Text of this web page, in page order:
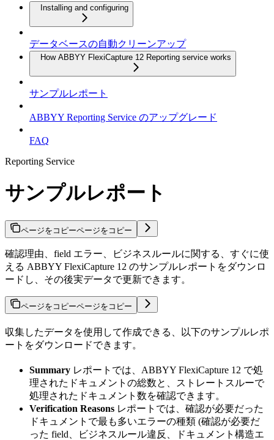
Installing and configuring
データベースの自動クリーンアップ
How ABBYY FlexiCapture 12 Reporting service works
サンプルレポート
ABBYY Reporting Service のアップグレード
FAQ
Reporting Service
サンプルレポート
ページをコピーページをコピー
確認理由、field エラー、ビジネスルールに関する、すぐに使
える ABBYY FlexiCapture 12 のサンプルレポートをダウンロ
ードし、その後実データで更新できます。
ページをコピーページをコピー
収集したデータを使用して作成できる、以下のサンプルレポ
ートをダウンロードできます。
Summary レポートでは、ABBYY FlexiCapture 12 で処
理されたドキュメントの総数と、ストレートスルーで
処理されたドキュメント数を確認できます。
Verification Reasons レポートでは、確認が必要だった
ドキュメントで最も多いエラーの種類 (確認が必要だ
った field、ビジネスルール違反、ドキュメント構造エ